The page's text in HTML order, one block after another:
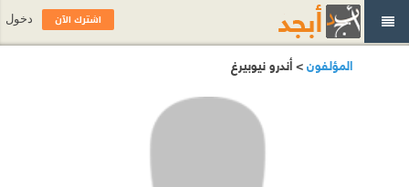
المؤلفون> أندرو نيوبيرغ
اشترك الآن دخول